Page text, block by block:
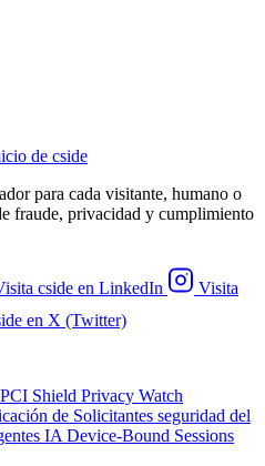
de cside
para cada visitante, humano o
fraude, privacidad y cumplimiento
cside en LinkedIn
Visita
en X (Twitter)
PCI Shield Privacy Watch
de Solicitantes seguridad del
IA Device-Bound Sessions